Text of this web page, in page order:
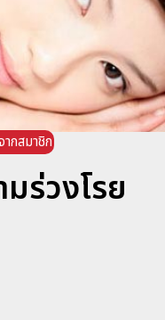
ากสมาชิก
วงโรย